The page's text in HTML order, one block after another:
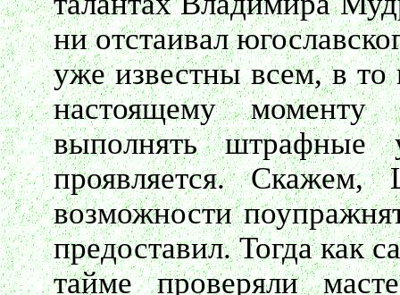
ни отстаивал
уже известны всем, в то
настоящему
выполнять штрафные
проявляется. Скажем,
возможности
предоставил. Тогда как
тайме проверяли